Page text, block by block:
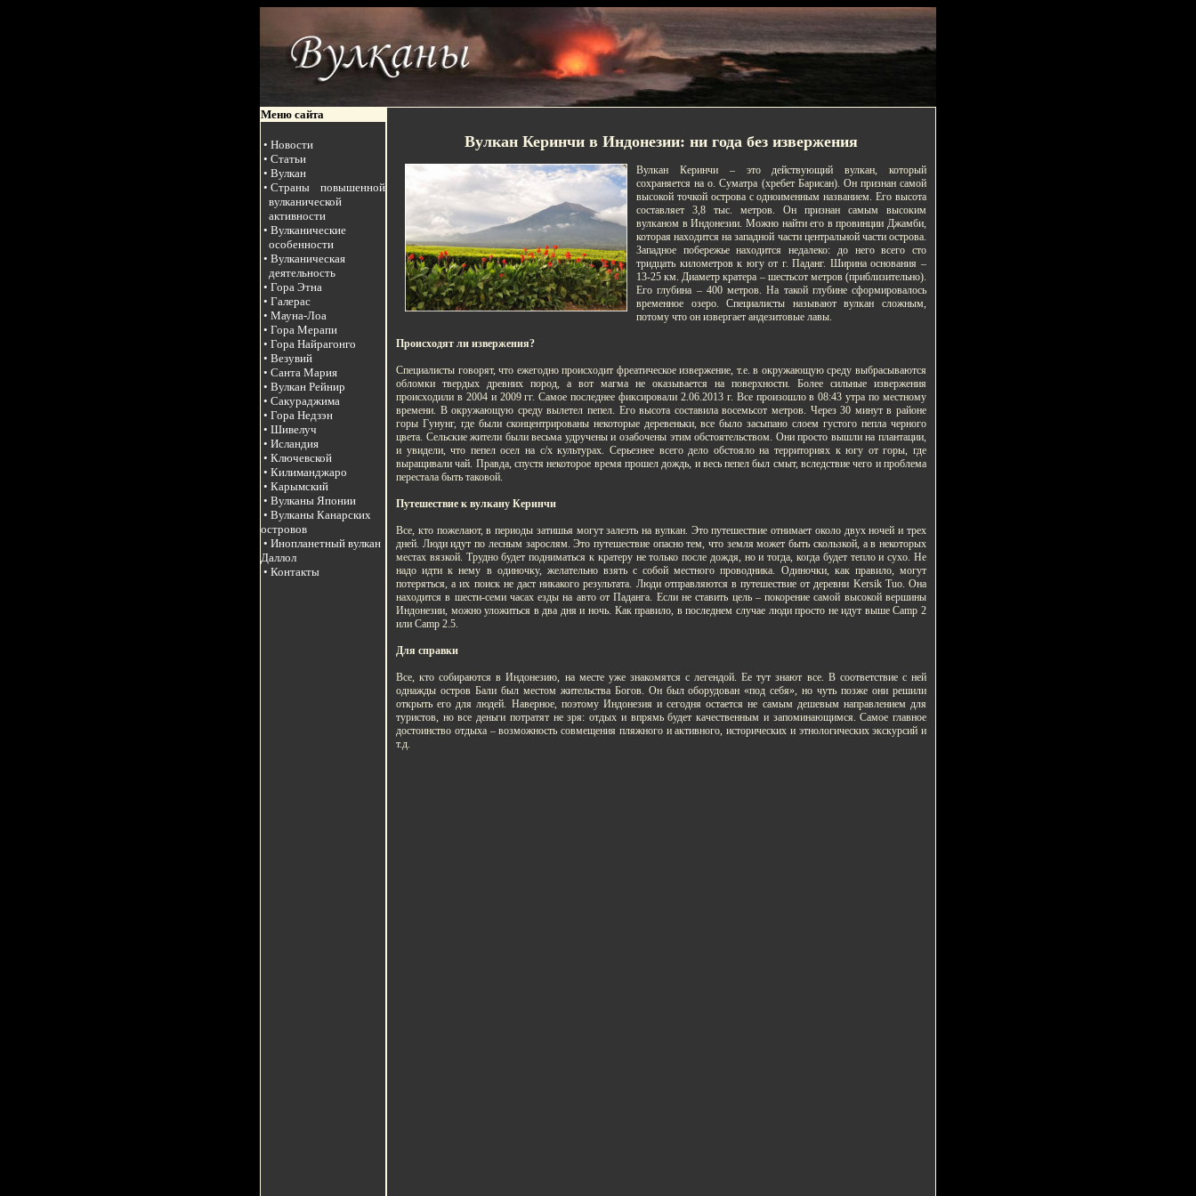
Меню сайта
• Новости
• Статьи
• Вулкан
• Страны повышенной
вулканической
активности
• Вулканические
особенности
• Вулканическая
деятельность
• Гора Этна
• Галерас
• Мауна-Лоа
• Гора Мерапи
• Гора Найрагонго
• Везувий
• Санта Мария
• Вулкан Рейнир
• Сакураджима
• Гора Недзэн
• Шивелуч
• Исландия
• Ключевской
• Килиманджаро
• Карымский
• Вулканы Японии
• Вулканы Канарских
островов
• Инопланетный вулкан
Даллол
• Контакты
Вулкан Керинчи в Индонезии: ни года без извержения
Вулкан Керинчи – это действующий вулкан, который
сохраняется на о. Суматра (хребет Барисан). Он признан самой
высокой точкой острова с одноименным названием. Его высота
составляет 3,8 тыс. метров. Он признан самым высоким
вулканом в Индонезии. Можно найти его в провинции Джамби,
которая находится на западной части центральной части острова.
Западное побережье находится недалеко: до него всего сто
тридцать километров к югу от г. Паданг. Ширина основания –
13-25 км. Диаметр кратера – шестьсот метров (приблизительно).
Его глубина – 400 метров. На такой глубине сформировалось
временное озеро. Специалисты называют вулкан сложным,
потому что он извергает андезитовые лавы.
Происходят ли извержения?
Специалисты говорят, что ежегодно происходит фреатическое извержение, т.е. в окружающую среду выбрасываются
обломки твердых древних пород, а вот магма не оказывается на поверхности. Более сильные извержения
происходили в 2004 и 2009 гг. Самое последнее фиксировали 2.06.2013 г. Все произошло в 08:43 утра по местному
времени. В окружающую среду вылетел пепел. Его высота составила восемьсот метров. Через 30 минут в районе
горы Гунунг, где были сконцентрированы некоторые деревеньки, все было засыпано слоем густого пепла черного
цвета. Сельские жители были весьма удручены и озабочены этим обстоятельством. Они просто вышли на плантации,
и увидели, что пепел осел на с/х культурах. Серьезнее всего дело обстояло на территориях к югу от горы, где
выращивали чай. Правда, спустя некоторое время прошел дождь, и весь пепел был смыт, вследствие чего и проблема
перестала быть таковой.
Путешествие к вулкану Керинчи
Все, кто пожелают, в периоды затишья могут залезть на вулкан. Это путешествие отнимает около двух ночей и трех
дней. Люди идут по лесным зарослям. Это путешествие опасно тем, что земля может быть скользкой, а в некоторых
местах вязкой. Трудно будет подниматься к кратеру не только после дождя, но и тогда, когда будет тепло и сухо. Не
надо идти к нему в одиночку, желательно взять с собой местного проводника. Одиночки, как правило, могут
потеряться, а их поиск не даст никакого результата. Люди отправляются в путешествие от деревни Kersik Tuo. Она
находится в шести-семи часах езды на авто от Паданга. Если не ставить цель – покорение самой высокой вершины
Индонезии, можно уложиться в два дня и ночь. Как правило, в последнем случае люди просто не идут выше Camp 2
или Camp 2.5.
Для справки
Все, кто собираются в Индонезию, на месте уже знакомятся с легендой. Ее тут знают все. В соответствие с ней
однажды остров Бали был местом жительства Богов. Он был оборудован «под себя», но чуть позже они решили
открыть его для людей. Наверное, поэтому Индонезия и сегодня остается не самым дешевым направлением для
туристов, но все деньги потратят не зря: отдых и впрямь будет качественным и запоминающимся. Самое главное
достоинство отдыха – возможность совмещения пляжного и активного, исторических и этнологических экскурсий и
т.д.